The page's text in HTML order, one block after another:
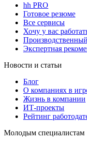
hh PRO
Готовое резюме
Все сервисы
Хочу у вас
Экспертная
Новости и статьи
Блог
О компаниях в
Жизнь в компании
ИТ-проекты
Рейтинг
Молодым специалистам